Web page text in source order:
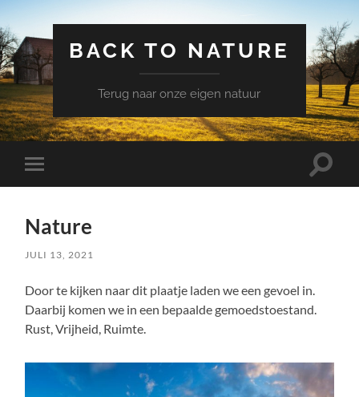
BACK TO NATURE
Terug naar onze eigen natuur
Schakel
naar
Nature
JULI 13, 2021
Door te kijken naar dit plaatje laden we een gevoel in.
Daarbij komen we in een bepaalde gemoedstoestand.
Rust, Vrijheid, Ruimte.